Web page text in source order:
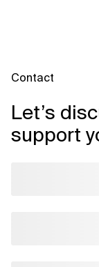
Contact
Let’s
support